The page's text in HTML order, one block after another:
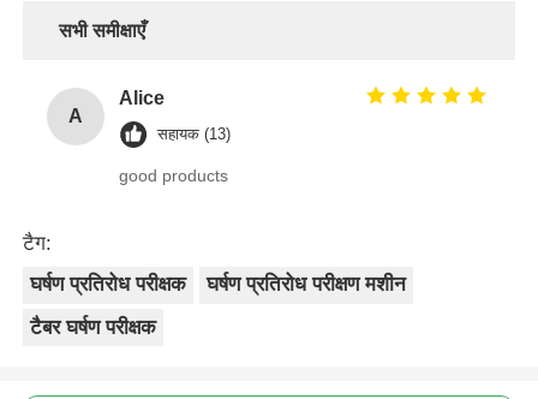
सभी समीक्षाएँ
A
Alice
सहायक (13)
good products
टैग:
घर्षण प्रतिरोध परीक्षक
घर्षण प्रतिरोध परीक्षण मशीन
टैबर घर्षण परीक्षक